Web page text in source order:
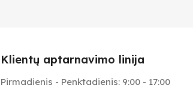
Klientų aptarnavimo linija
Pirmadienis - Penktadienis: 9:00 - 17:00